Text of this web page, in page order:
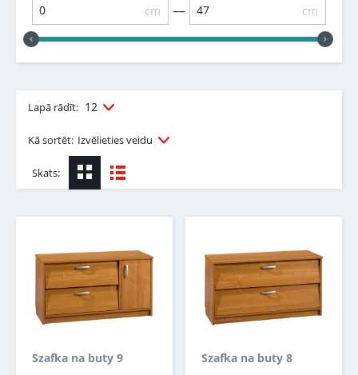
cm — cm
Lapā rādīt: 12
Kā sortēt: Izvēlieties veidu
Skats:
Szafka na buty 9 Szafka na buty 8